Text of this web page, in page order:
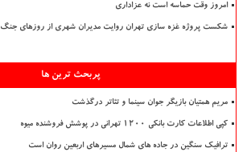
امروز وقت حماسه است نه عزاداری
شکست پروژه غزه سازی تهران روایت مدیران شهری از روزهای جنگ
پربحث ترین ها
مریم همتیان بازیگر جوان سینما و تئاتر درگذشت
کپی اطلاعات کارت بانکی ۱۲۰۰ تهرانی در پوشش فروشنده میوه
ترافیک سنگین در جاده های شمال مسیرهای اربعین روان است